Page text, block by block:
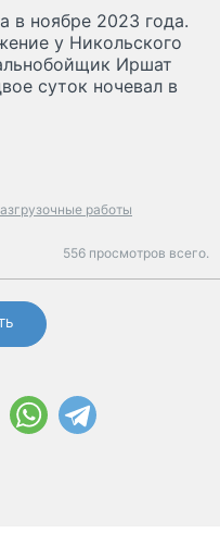
в ноябре 2023 года.
у Никольского
Иршат
суток ночевал в
работы
556 просмотров всего.